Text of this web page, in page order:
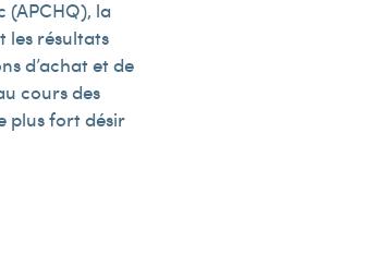
(APCHQ), la
les résultats
d’achat et de
cours des
plus fort désir